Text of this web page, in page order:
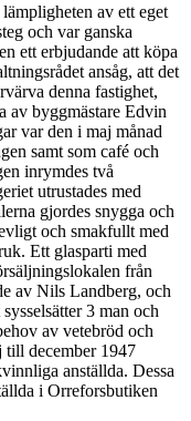
av ett eget
och var ganska
ett erbju­dande att köpa
ansåg, att det
denna fastighet,
av byggmästare Edvin
var den i maj månad
samt som café och
inrymdes två
utrustades med
gjordes snygga och
och smakfullt med
Ett glasparti med
från
av Nils Landberg, och
3 man och
av vetebröd och
december 1947
anställda. Dessa
i Orreforsbutiken